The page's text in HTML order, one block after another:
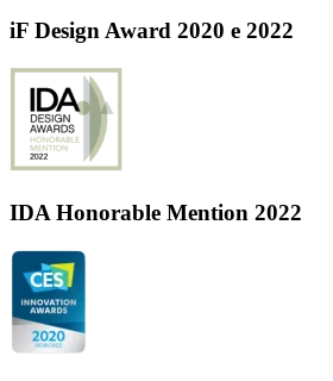
iF Design Award 2020 e 2022
IDA Honorable Mention 2022